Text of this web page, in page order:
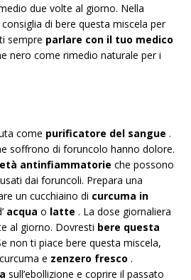
due volte al giorno. Nella
di bere questa miscela per
sempre parlare con il tuo medico
nero come rimedio naturale per i
come purificatore del sangue .
soffrono di foruncolo hanno dolore.
antinfiammatorie che possono
dai foruncoli. Prepara una
un cucchiaino di curcuma in
acqua o latte . La dose giornaliera
al giorno. Dovresti bere questa
non ti piace bere questa miscela,
e zenzero fresco .
sull’ebollizione e coprire il passato